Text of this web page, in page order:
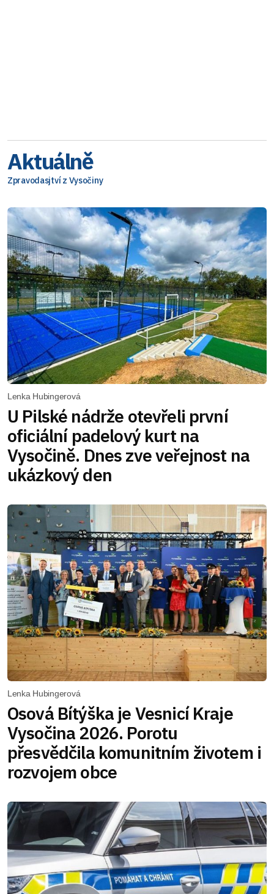
Aktuálně
Zpravodasjtví z Vysočiny
Lenka Hubingerová
U Pilské nádrže otevřeli první
oficiální padelový kurt na
Vysočině. Dnes zve veřejnost na
ukázkový den
Lenka Hubingerová
Osová Bítýška je Vesnicí Kraje
Vysočina 2026. Porotu
přesvědčila komunitním životem i
rozvojem obce